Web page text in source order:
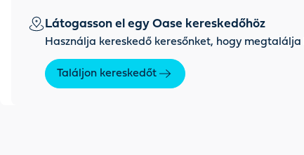
Látogasson el egy Oase kereskedőhöz
Használja kereskedő keresőnket, hogy
Találjon kereskedőt